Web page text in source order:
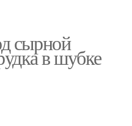
сырной
в шубке